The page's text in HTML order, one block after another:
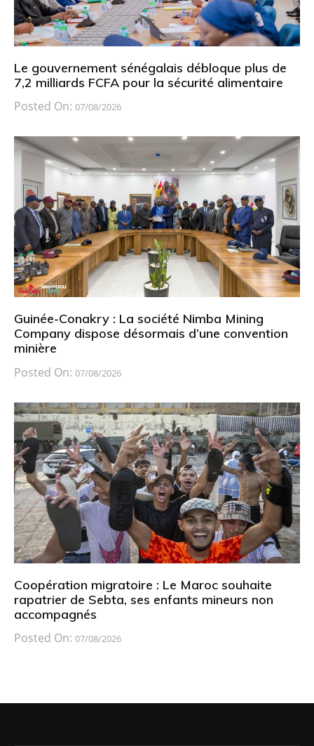
Le gouvernement sénégalais débloque plus de
7,2 milliards FCFA pour la sécurité alimentaire
Posted On: 07/08/2026
Guinée-Conakry : La société Nimba Mining
Company dispose désormais d’une convention
minière
Posted On: 07/08/2026
Coopération migratoire : Le Maroc souhaite
rapatrier de Sebta, ses enfants mineurs non
accompagnés
Posted On: 07/08/2026